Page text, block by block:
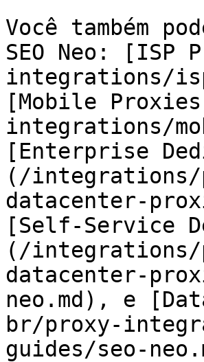
Você também
SEO Neo:
integrations/
[Mobile
integrations/
[Enterprise
(/integrations/
datacenter-
[Self-Service
(/integrations/
datacenter-
neo.md), e
br/proxy-
guides/seo-